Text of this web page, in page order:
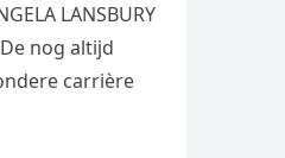
LANSBURY
nog altijd
carrière